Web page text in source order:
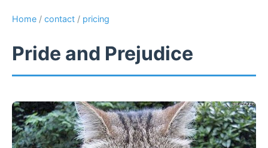
Home / contact / pricing
Pride and Prejudice